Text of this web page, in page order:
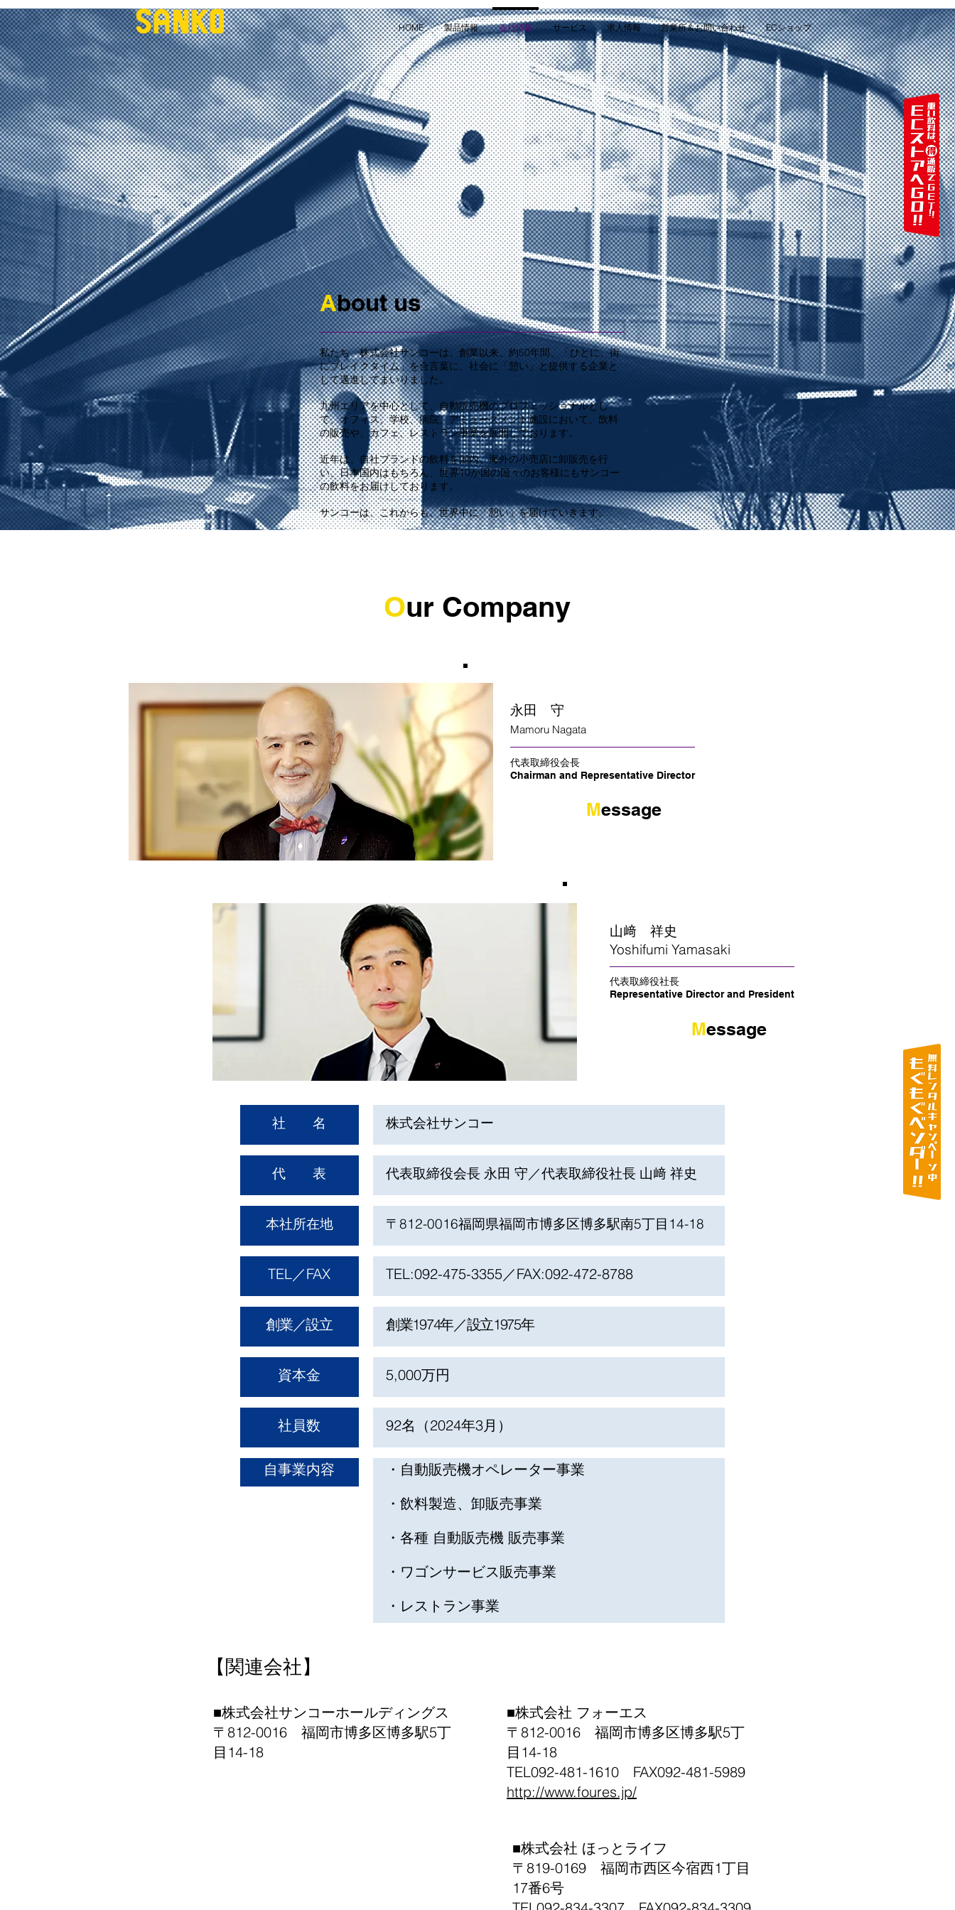
HOME 製品情報 会社情報 サービス 求人情報 営業所＆お問い合わせ ECショップ
About us
私たち、株式会社サンコーは、創業以来、約50年間、「ひとに、街
にブレイクタイム」を合言葉に、社会に「憩い」と提供する企業と
して邁進してまいりました。
九州エリアを中心として、自動販売機のプロフェッショナルとし
て、オフィス、学校、病院、アミューズメント施設において、飲料
の販売や、カフェ、レストラン事業を展開しております。
近年は、自社ブランドの飲料を国内、海外の小売店に卸販売を行
い、日本国内はもちろん、世界10か国の国々のお客様にもサンコー
の飲料をお届けしております。
サンコーは、これからも、世界中に「憩い」を届けていきます。
Our Company
永田 守
Mamoru Nagata
代表取締役会長
Chairman and Representative Director
​Message
山﨑 祥史
Yoshifumi Yamasaki
代表取締役社長
Representative Director and President
​Message
株式会社サンコー
代表取締役会長 永田 守／代表取締役社長 山﨑 祥史
〒812-0016福岡県福岡市博多区博多駅南5丁目14-18
TEL:092-475-3355／FAX:092-472-8788
創業1974年／設立1975年
5,000万円
92名（2024年3月）
・自動販売機オペレーター事業
・飲料製造、卸販売事業
・各種 自動販売機 販売事業
・ワゴンサービス販売事業
・レストラン事業
社 名
​代 表
本社所在地
TEL／FAX
創業／設立
資本金
社員数
自事業内容
【関連会社】
■株式会社サンコーホールディングス
〒812-0016 福岡市博多区博多駅5丁
目14-18
■株式会社 フォーエス
〒812-0016 福岡市博多区博多駅5丁
目14-18
TEL092-481-1610 FAX092-481-5989
http://www.foures.jp/
■株式会社 ほっとライフ
〒819-0169 福岡市西区今宿西1丁目
17番6号